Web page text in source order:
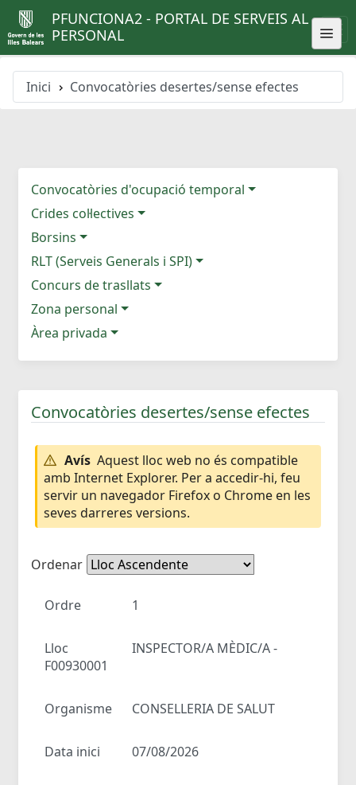
PFUNCIONA2 - PORTAL DE SERVEIS AL
PERSONAL
Inici Convocatòries desertes/sense efectes
Convocatòries d'ocupació temporal
Crides col·lectives
Borsins
RLT (Serveis Generals i SPI)
Concurs de trasllats
Zona personal
Àrea privada
Convocatòries desertes/sense efectes
Avís Aquest lloc web no és compatible
amb Internet Explorer. Per a accedir-hi, feu
servir un navegador Firefox o Chrome en les
seves darreres versions.
Ordenar
Ordre 1
Lloc
INSPECTOR/A MÈDIC/A -
F00930001
Organisme CONSELLERIA DE SALUT
Data inici 07/08/2026